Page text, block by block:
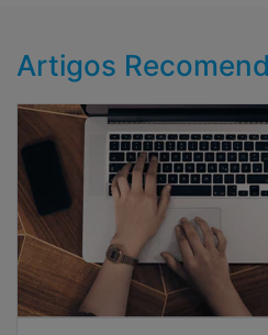
Artigos